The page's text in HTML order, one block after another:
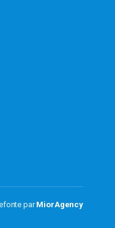
parMiorAgency